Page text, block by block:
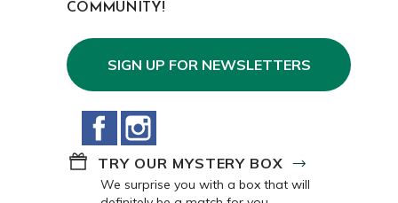
COMMUNITY!
SIGN UP FOR NEWSLETTERS
Facebook
TRY OUR MYSTERY BOX
We surprise you with a box that will